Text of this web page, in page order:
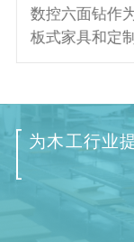
数控六面钻作
板式家具和定
工厂生产加工
于以往的侧孔
备。经过几年
展，很多中小
厂无法继续满
现状，计划采
钻、多排钻孔
为木工行业